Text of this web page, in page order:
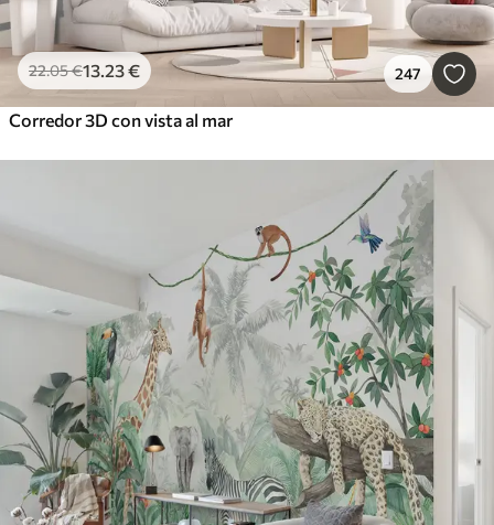
22.05€13.23€ 247
Corredor 3D con vista al mar